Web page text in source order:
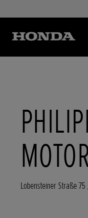
Lobensteiner Straße 75 ,